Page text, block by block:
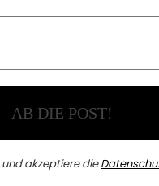
akzeptiere die